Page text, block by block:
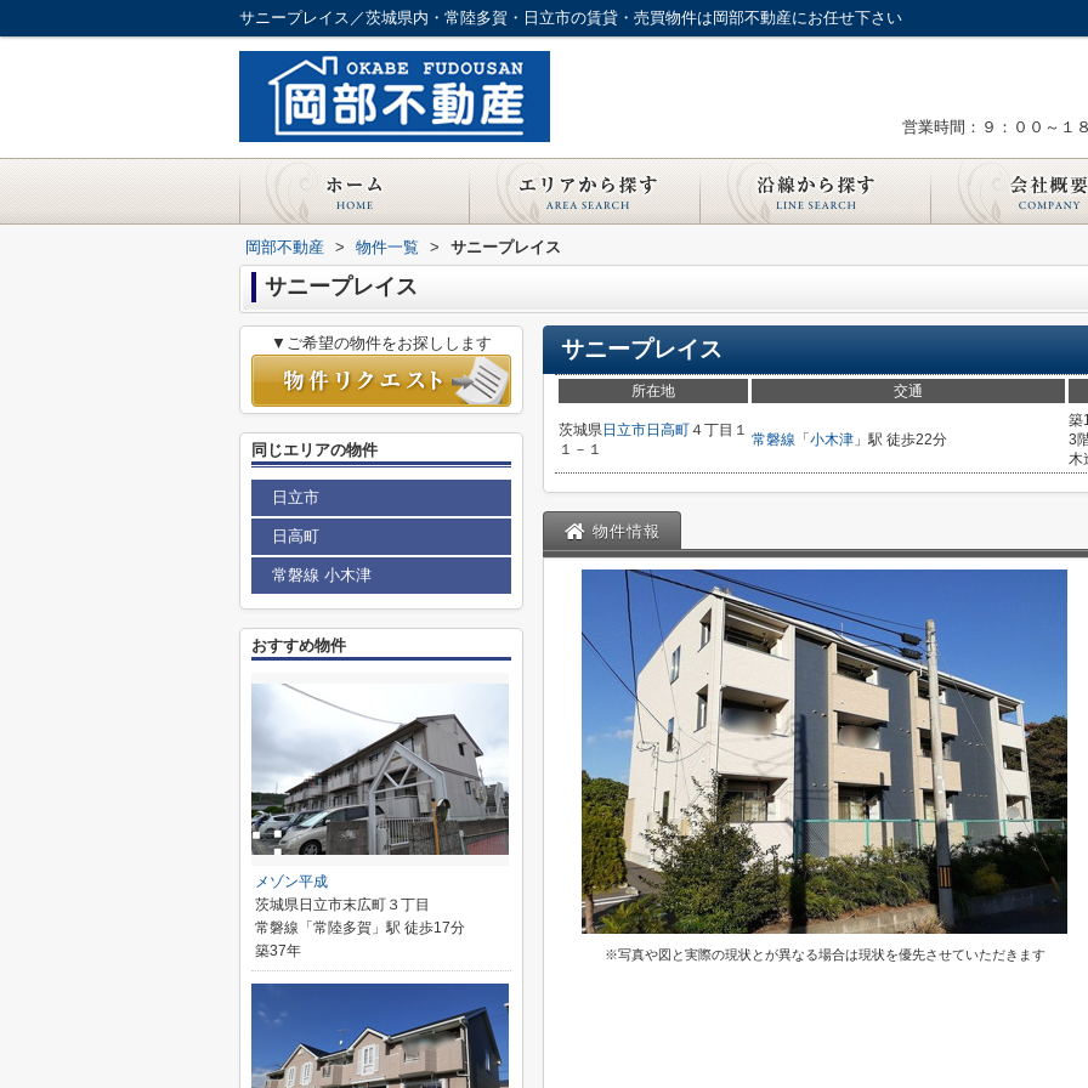
サニープレイス／茨城県内・常陸多賀・日立市の賃貸・売買物件は岡部不動産にお任せ下さい
営業時間：９：００～１
岡部不動産 > 物件一覧 > サニープレイス
サニープレイス
サニープレイス
所在地 交通
茨城県日立市日高町４丁目１
１－１
常磐線 「 小木津 」駅 徒歩22分
築
3
木
物件情報
※写真や図と実際の現状とが異なる場合は現状を優先させていただきます
▼ご希望の物件をお探しします
同じエリアの物件
日立市
日高町
常磐線 小木津
おすすめ物件
メゾン平成
茨城県日立市末広町３丁目
常磐線「常陸多賀」駅 徒歩17分
築37年